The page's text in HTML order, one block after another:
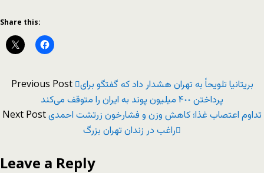
Share this:
Previous Post بریتانیا تلویحاً به تهران هشدار داد که گفتگو برای
پرداختن ۴٠٠ میلیون پوند به ایران را متوقف می‌کند
Next Postتداوم اعتصاب غذا؛ کاهش وزن و فشارخون زرتشت احمدی
راغب در زندان تهران بزرگ
Leave a Reply